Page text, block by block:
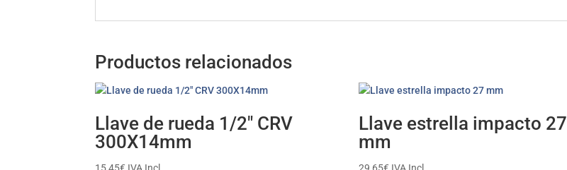
Productos relacionados
Llave de rueda 1/2″ CRV
300X14mm
Llave estrella impacto 27
mm